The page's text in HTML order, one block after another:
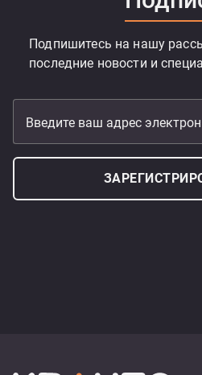
Подпишитесь на нашу
последние новости и
Введите ваш адрес